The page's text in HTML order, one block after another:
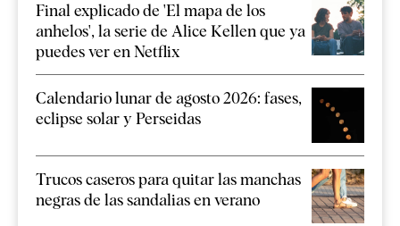
Final explicado de 'El mapa de los
anhelos', la serie de Alice Kellen que ya
puedes ver en Netflix
Calendario lunar de agosto 2026: fases,
eclipse solar y Perseidas
Trucos caseros para quitar las manchas
negras de las sandalias en verano